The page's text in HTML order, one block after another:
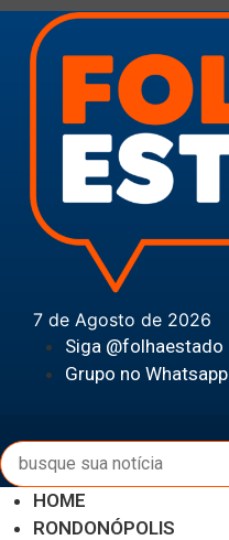
Ir
para
7 de Agosto de 2026
Siga @folhaestado
Grupo no Whatsapp
HOME
RONDONÓPOLIS